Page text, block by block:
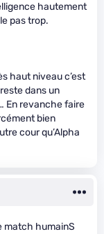
hautement
pas trop.
haut niveau c’est
dans un
En revanche faire
bien
cour qu’Alpha
match humainS